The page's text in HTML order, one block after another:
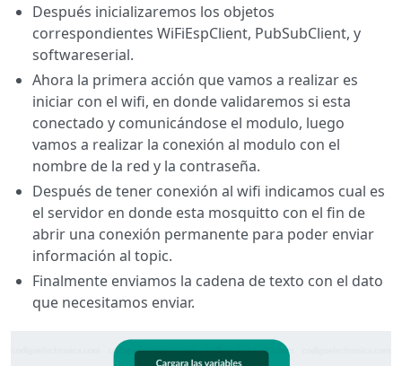
Después inicializaremos los objetos
correspondientes WiFiEspClient, PubSubClient, y
softwareserial.
Ahora la primera acción que vamos a realizar es
iniciar con el wifi, en donde validaremos si esta
conectado y comunicándose el modulo, luego
vamos a realizar la conexión al modulo con el
nombre de la red y la contraseña.
Después de tener conexión al wifi indicamos cual es
el servidor en donde esta mosquitto con el fin de
abrir una conexión permanente para poder enviar
información al topic.
Finalmente enviamos la cadena de texto con el dato
que necesitamos enviar.